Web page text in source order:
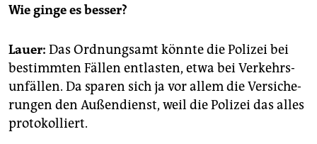
Wie ginge es bes­ser?
Lauer: Das Ord­nungs­amt könn­te die Po­li­zei bei
be­stimm­ten Fäl­len ent­las­ten, etwa bei Ver­kehrs­
un­fäl­len. Da spa­ren sich ja vor allem die Ver­si­che­
run­gen den Au­ßen­dienst, weil die Po­li­zei das alles
pro­to­kol­liert.